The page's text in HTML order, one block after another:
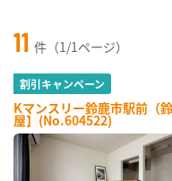
11 件（1/1ページ）
割引キャンペーン
Kマンスリー鈴鹿市駅前（
屋】(No.604522)